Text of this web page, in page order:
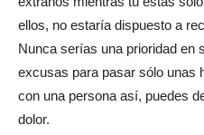
ellos, no estaría dispuesto a
Nunca serías una prioridad en
excusas para pasar sólo unas
con una persona así, puedes
dolor.